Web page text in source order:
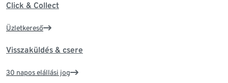
Click & Collect
Üzletkereső
Visszaküldés & csere
30 napos elállási jog